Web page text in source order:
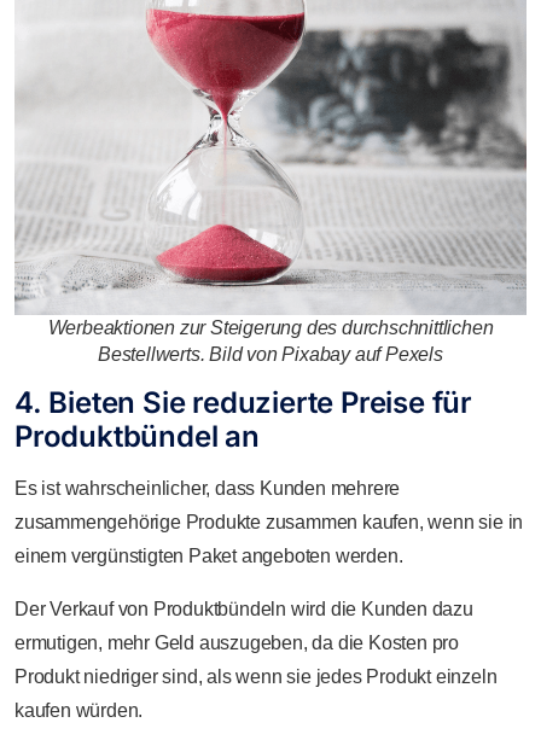
Werbeaktionen zur Steigerung des durchschnittlichen
Bestellwerts. Bild von Pixabay auf Pexels
4. Bieten Sie reduzierte Preise für
Produktbündel an
Es ist wahrscheinlicher, dass Kunden mehrere
zusammengehörige Produkte zusammen kaufen, wenn sie in
einem vergünstigten Paket angeboten werden.
Der Verkauf von Produktbündeln wird die Kunden dazu
ermutigen, mehr Geld auszugeben, da die Kosten pro
Produkt niedriger sind, als wenn sie jedes Produkt einzeln
kaufen würden.